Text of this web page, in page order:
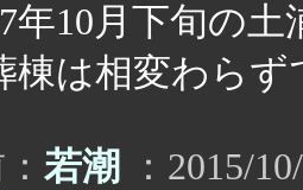
年10月下旬の
棟は相変わらず
若潮 ：2015/